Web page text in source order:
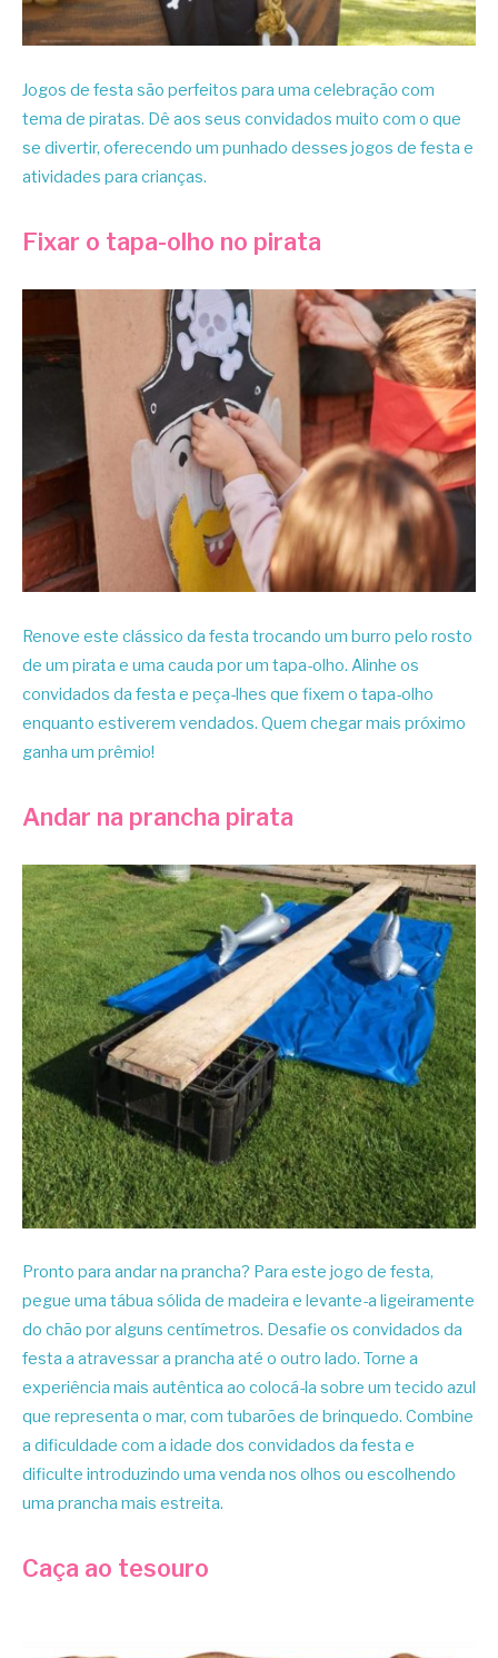
Jogos de festa são perfeitos para uma celebração com
tema de piratas. Dê aos seus convidados muito com o que
se divertir, oferecendo um punhado desses jogos de festa e
atividades para crianças.
Fixar o tapa-olho no pirata
Renove este clássico da festa trocando um burro pelo rosto
de um pirata e uma cauda por um tapa-olho. Alinhe os
convidados da festa e peça-lhes que fixem o tapa-olho
enquanto estiverem vendados. Quem chegar mais próximo
ganha um prêmio!
Andar na prancha pirata
Pronto para andar na prancha? Para este jogo de festa,
pegue uma tábua sólida de madeira e levante-a ligeiramente
do chão por alguns centímetros. Desafie os convidados da
festa a atravessar a prancha até o outro lado. Torne a
experiência mais autêntica ao colocá-la sobre um tecido azul
que representa o mar, com tubarões de brinquedo. Combine
a dificuldade com a idade dos convidados da festa e
dificulte introduzindo uma venda nos olhos ou escolhendo
uma prancha mais estreita.
Caça ao tesouro